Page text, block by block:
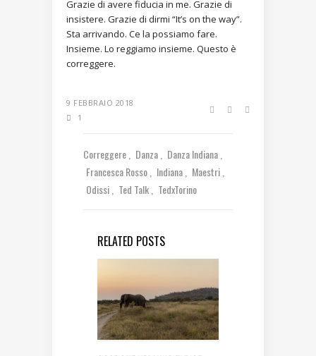
Grazie di avere fiducia in me. Grazie di
insistere. Grazie di dirmi “It’s on the way”.
Sta arrivando. Ce la possiamo fare.
Insieme. Lo reggiamo insieme. Questo è
correggere.
9 FEBBRAIO 2018
1
Correggere Danza
Danza Indiana
Francesca Rosso
Indiana
Maestri
Odissi
Ted Talk TedxTorino
RELATED POSTS